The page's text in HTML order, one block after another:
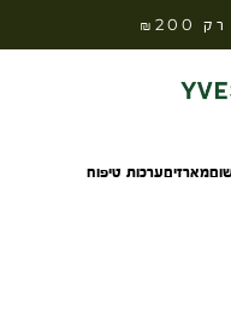
מארזיםערכות טיפוח